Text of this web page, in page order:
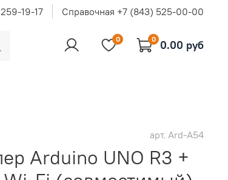
19-17 Справочная +7 (843) 525-00-00
0 0 0.00 руб
арт. Ard-A54
Arduino UNO R3 +